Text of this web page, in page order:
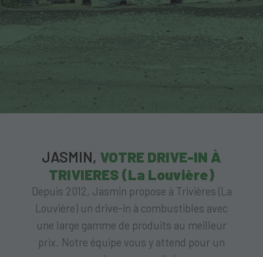
JASMIN, VOTRE DRIVE-IN À
TRIVIERES (La Louvière)
Depuis 2012, Jasmin propose à Trivières (La
Louvière) un drive-in à combustibles avec
une large gamme de produits au meilleur
prix. Notre équipe vous y attend pour un